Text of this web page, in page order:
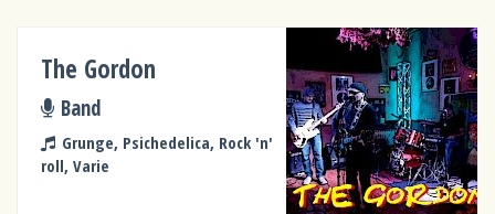
The Gordon
Band
Grunge, Psichedelica, Rock 'n'
roll, Varie